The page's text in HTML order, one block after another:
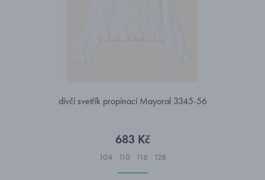
dívčí svetřík propínací Mayoral 3345-56
683 Kč
104 110 116 128